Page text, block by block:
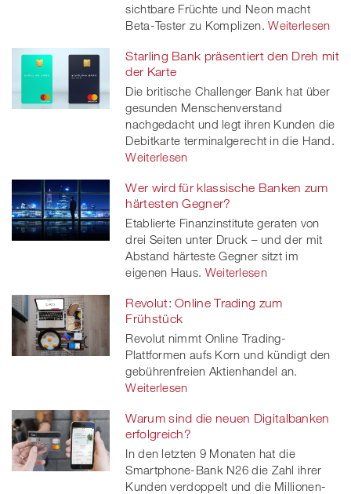
sichtbare Früchte und Neon macht
Beta-Tester zu Komplizen. Weiterlesen
Starling Bank präsentiert den Dreh mit
der Karte
Die britische Challenger Bank hat über
gesunden Menschenverstand
nachgedacht und legt ihren Kunden die
Debitkarte terminalgerecht in die Hand.
Weiterlesen
Wer wird für klassische Banken zum
härtesten Gegner?
Etablierte Finanzinstitute geraten von
drei Seiten unter Druck – und der mit
Abstand härteste Gegner sitzt im
eigenen Haus. Weiterlesen
Revolut: Online Trading zum
Frühstück
Revolut nimmt Online Trading-
Plattformen aufs Korn und kündigt den
gebührenfreien Aktienhandel an.
Weiterlesen
Warum sind die neuen Digitalbanken
erfolgreich?
In den letzten 9 Monaten hat die
Smartphone-Bank N26 die Zahl ihrer
Kunden verdoppelt und die Millionen-